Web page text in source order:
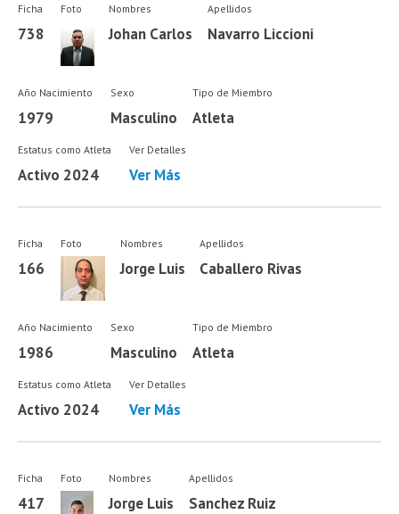
Ficha
738
Foto Nombres
Johan Carlos
Apellidos
Navarro Liccioni
Año Nacimiento
1979
Sexo
Masculino
Tipo de Miembro
Atleta
Estatus como Atleta
Activo 2024
Ver Detalles
Ver Más
Ficha
166
Foto Nombres
Jorge Luis
Apellidos
Caballero Rivas
Año Nacimiento
1986
Sexo
Masculino
Tipo de Miembro
Atleta
Estatus como Atleta
Activo 2024
Ver Detalles
Ver Más
Ficha
417
Foto Nombres
Jorge Luis
Apellidos
Sanchez Ruiz